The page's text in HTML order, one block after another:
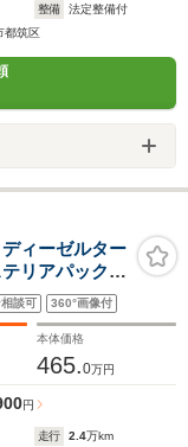
整備
法定整備付
都筑区
ィーゼルター
リアパック
ルゲート アダ
スポットモニ
談可 360°画像付
本体価格
465.0万円
円
走行 2.4万km